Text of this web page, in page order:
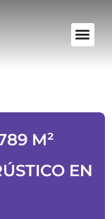
M²
EN